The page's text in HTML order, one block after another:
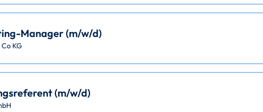
Manager (m/w/d)
KG
(m/w/d)